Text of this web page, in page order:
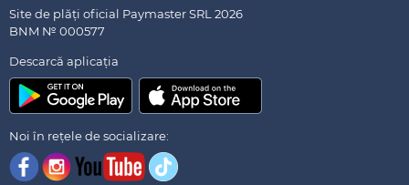
Site de plăți oficial Paymaster SRL 2026
BNM № 000577
Descarсă aplicația
Noi în rețele de socializare: